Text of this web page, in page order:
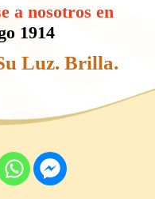
a nosotros en
1914
Luz. Brilla.